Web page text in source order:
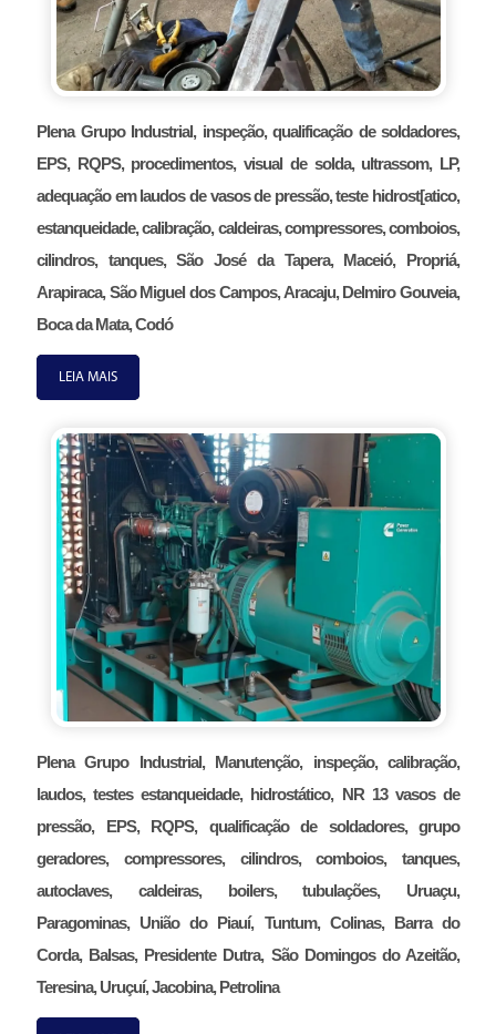
Plena Grupo Industrial, inspeção, qualificação de soldadores,
EPS, RQPS, procedimentos, visual de solda, ultrassom, LP,
adequação em laudos de vasos de pressão, teste hidrost[atico,
estanqueidade, calibração, caldeiras, compressores, comboios,
cilindros, tanques, São José da Tapera, Maceió, Propriá,
Arapiraca, São Miguel dos Campos, Aracaju, Delmiro Gouveia,
Boca da Mata, Codó
LEIA MAIS
Plena Grupo Industrial, Manutenção, inspeção, calibração,
laudos, testes estanqueidade, hidrostático, NR 13 vasos de
pressão, EPS, RQPS, qualificação de soldadores, grupo
geradores, compressores, cilindros, comboios, tanques,
autoclaves, caldeiras, boilers, tubulações, Uruaçu,
Paragominas, União do Piauí, Tuntum, Colinas, Barra do
Corda, Balsas, Presidente Dutra, São Domingos do Azeitão,
Teresina, Uruçuí, Jacobina, Petrolina